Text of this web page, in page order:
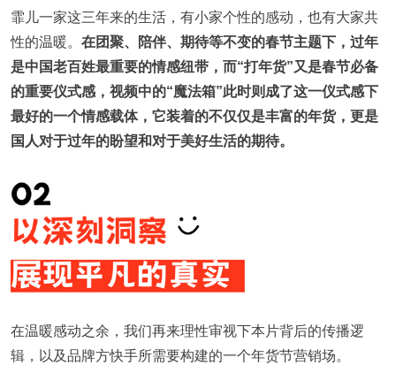
霏儿一家这三年来的生活，有小家个性的感动，也有大家共
性的温暖。 在团聚、陪伴、期待等不变的春节主题下，过年
是中国老百姓最重要的情感纽带，而“打年货”又是春节必备
的重要仪式感，视频中的“魔法箱”此时则成了这一仪式感下
最好的一个情感载体，它装着的不仅仅是丰富的年货，更是
国人对于过年的盼望和对于美好生活的期待。
在温暖感动之余，我们再来理性审视下本片背后的传播逻
辑，以及品牌方快手所需要构建的一个年货节营销场。